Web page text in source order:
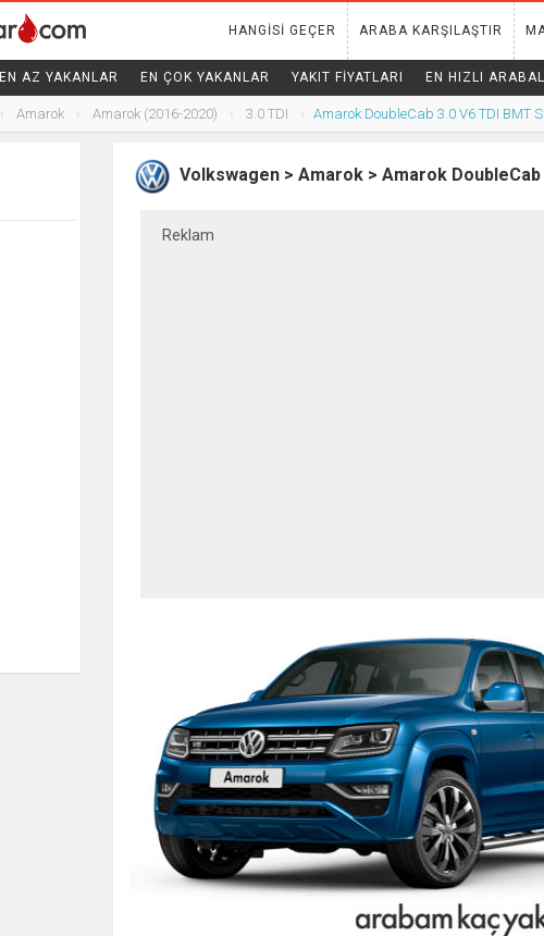
HANGISI GEÇER ARABA KARŞILAŞTIR
EN AZ YAKANLAR EN ÇOK YAKANLAR YAKIT FIYATLARI EN HIZLI
Amarok Amarok (2016-2020) 3.0 TDI Amarok DoubleCab 3.0 V6 TDI BMT
Volkswagen > Amarok > Amarok DoubleCab
Reklam